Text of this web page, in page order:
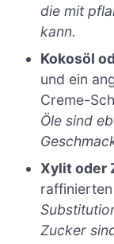
die mit
kann.
Kokosöl
und ein
Creme-
Öle sind
Xylit oder
Zucker